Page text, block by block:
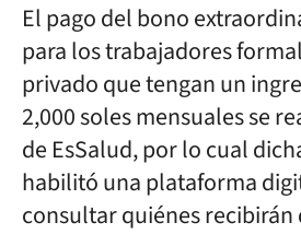
El pago del bono
para los trabajadores
privado que tengan un
2,000 soles mensuales se
de EsSalud, por lo cual
habilitó una plataforma
consultar quiénes recibirán